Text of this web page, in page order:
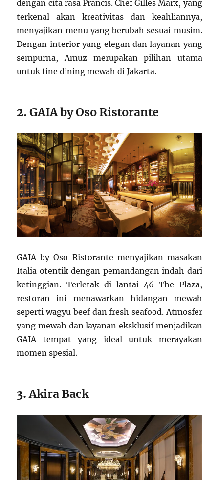
dengan cita rasa Prancis. Chef Gilles Marx, yang
terkenal akan kreativitas dan keahliannya,
menyajikan menu yang berubah sesuai musim.
Dengan interior yang elegan dan layanan yang
sempurna, Amuz merupakan pilihan utama
untuk fine dining mewah di Jakarta.
2.GAIA by Oso Ristorante
GAIA by Oso Ristorante menyajikan masakan
Italia otentik dengan pemandangan indah dari
ketinggian. Terletak di lantai 46 The Plaza,
restoran ini menawarkan hidangan mewah
seperti wagyu beef dan fresh seafood. Atmosfer
yang mewah dan layanan eksklusif menjadikan
GAIA tempat yang ideal untuk merayakan
momen spesial.
3.Akira Back